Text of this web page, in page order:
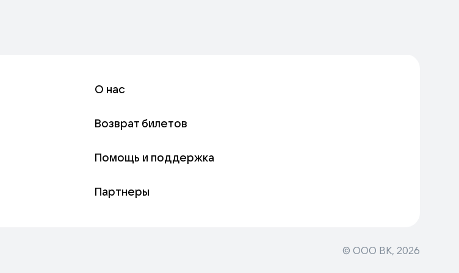
О нас
Возврат билетов
Помощь и поддержка
Партнеры
© ООО ВК, 2026